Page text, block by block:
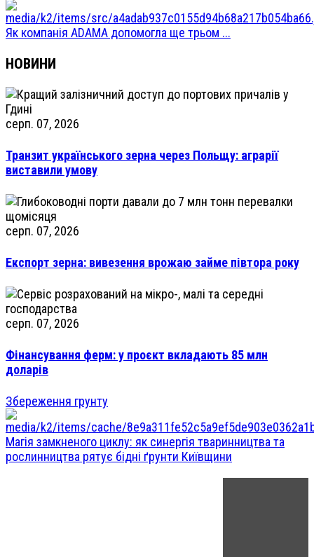
Як компанія ADAMA допомогла ще трьом ...
НОВИНИ
серп. 07, 2026
Транзит українського зерна через Польщу: аграрії
виставили умову
серп. 07, 2026
Експорт зерна: вивезення врожаю займе півтора року
серп. 07, 2026
Фінансування ферм: у проєкт вкладають 85 млн
доларів
Збереження грунту
Магія замкненого циклу: як синергія тваринництва та
рослинництва рятує бідні ґрунти Київщини